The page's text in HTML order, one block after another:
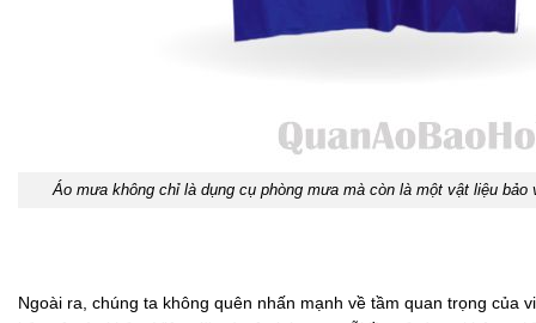
Áo mưa không chỉ là dụng cụ phòng mưa mà còn là một vật liệu bảo
Ngoài ra, chúng ta không quên nhấn mạnh về tầm quan trọng của